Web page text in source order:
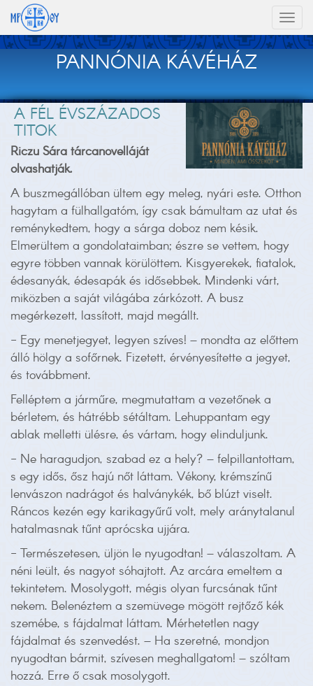
PANNÓNIA KÁVÉHÁZ
A FÉL ÉVSZÁZADOS
TITOK
Riczu Sára tárcanovelláját
olvashatják.
A buszmegállóban ültem egy meleg, nyári este. Otthon
hagytam a fülhallgatóm, így csak bámultam az utat és
reménykedtem, hogy a sárga doboz nem késik.
Elmerültem a gondolataimban; észre se vettem, hogy
egyre többen vannak körülöttem. Kisgyerekek, fiatalok,
édesanyák, édesapák és idősebbek. Mindenki várt,
miközben a saját világába zárkózott. A busz
megérkezett, lassított, majd megállt.
- Egy menetjegyet, legyen szíves! – mondta az előttem
álló hölgy a sofőrnek. Fizetett, érvényesítette a jegyet,
és továbbment.
Felléptem a járműre, megmutattam a vezetőnek a
bérletem, és hátrébb sétáltam. Lehuppantam egy
ablak melletti ülésre, és vártam, hogy elinduljunk.
- Ne haragudjon, szabad ez a hely? – felpillantottam,
s egy idős, ősz hajú nőt láttam. Vékony, krémszínű
lenvászon nadrágot és halványkék, bő blúzt viselt.
Ráncos kezén egy karikagyűrű volt, mely aránytalanul
hatalmasnak tűnt aprócska ujjára.
- Természetesen, üljön le nyugodtan! – válaszoltam. A
néni leült, és nagyot sóhajtott. Az arcára emeltem a
tekintetem. Mosolygott, mégis olyan furcsának tűnt
nekem. Belenéztem a szemüvege mögött rejtőző kék
szemébe, s fájdalmat láttam. Mérhetetlen nagy
fájdalmat és szenvedést. – Ha szeretné, mondjon
nyugodtan bármit, szívesen meghallgatom! – szóltam
hozzá. Erre ő csak mosolygott.